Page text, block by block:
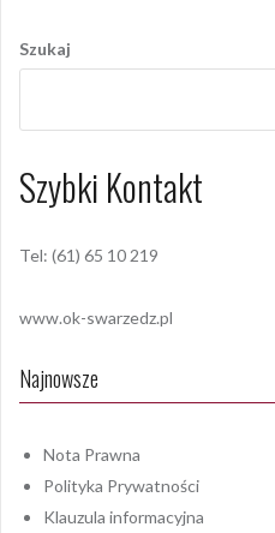
wpisu
Szukaj
Szybki Kontakt
Tel: (61) 65 10 219
www.ok-swarzedz.pl
Najnowsze
Nota Prawna
Polityka Prywatności
Klauzula informacyjna